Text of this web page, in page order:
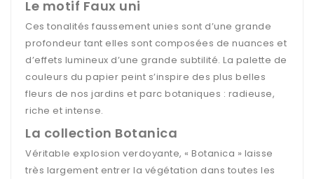
Le motif Faux uni
Ces tonalités faussement unies sont d’une grande
profondeur tant elles sont composées de nuances et
d’effets lumineux d’une grande subtilité. La palette de
couleurs du papier peint s’inspire des plus belles
fleurs de nos jardins et parc botaniques : radieuse,
riche et intense.
La collection Botanica
Véritable explosion verdoyante, « Botanica » laisse
très largement entrer la végétation dans toutes les